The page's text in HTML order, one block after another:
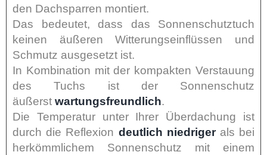
den Dachsparren montiert.
Das bedeutet, dass das Sonnenschutztuch
keinen äußeren Witterungseinflüssen und
Schmutz ausgesetzt ist.
In Kombination mit der kompakten Verstauung
des Tuchs ist der Sonnenschutz
äußerst wartungsfreundlich.
Die Temperatur unter Ihrer Überdachung ist
durch die Reflexion deutlich niedriger als bei
herkömmlichem Sonnenschutz mit einem